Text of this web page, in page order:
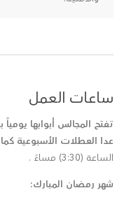
ساعات العمل
تفتح المجالس أبوابها
عدا العطلات الأسبوعية
الساعة (3:30) مساءً .
شهر رمضان المبارك: